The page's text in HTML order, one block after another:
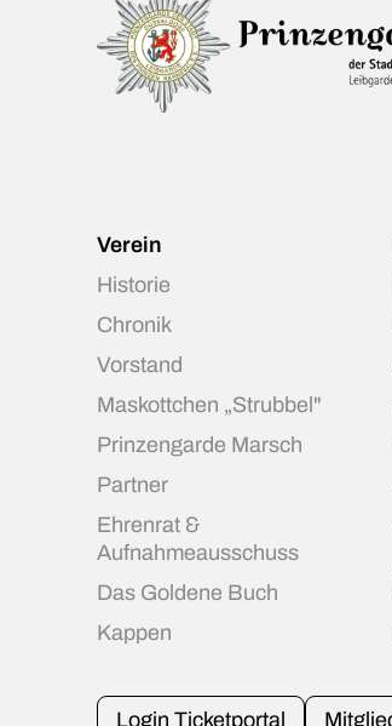
Verein
Historie
Chronik
Vorstand
Maskottchen „Strubbel"
Prinzengarde Marsch
Partner
Ehrenrat &
Aufnahmeausschuss
Das Goldene Buch
Kappen
Login Ticketportal